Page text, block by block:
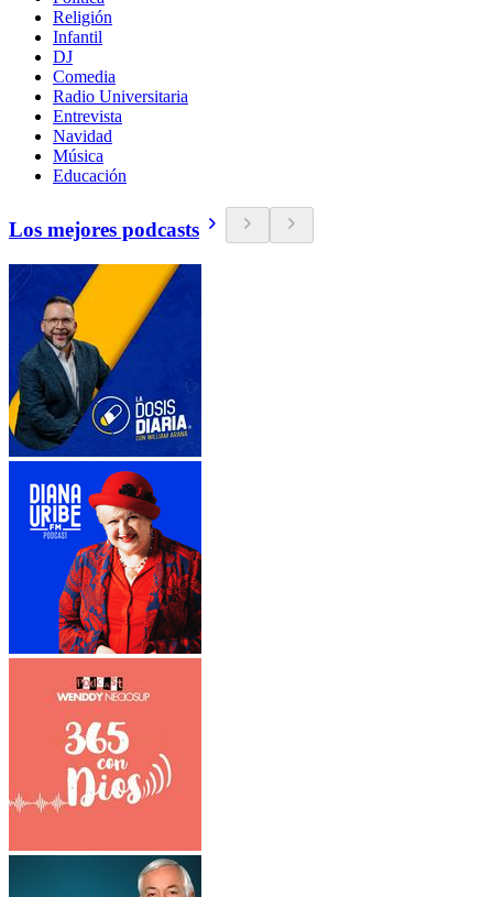
Religión
Infantil
DJ
Comedia
Radio Universitaria
Entrevista
Navidad
Música
Educación
Los mejores podcasts